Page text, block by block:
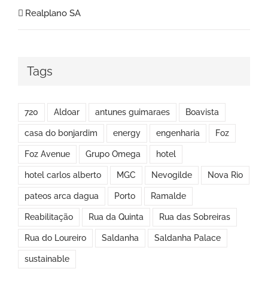
Realplano SA
Tags
720 Aldoar antunes guimaraes Boavista
casa do bonjardim energy engenharia Foz
Foz Avenue Grupo Omega hotel
hotel carlos alberto MGC Nevogilde Nova Rio
pateos arca dagua Porto Ramalde
Reabilitação Rua da Quinta Rua das Sobreiras
Rua do Loureiro Saldanha Saldanha Palace
sustainable